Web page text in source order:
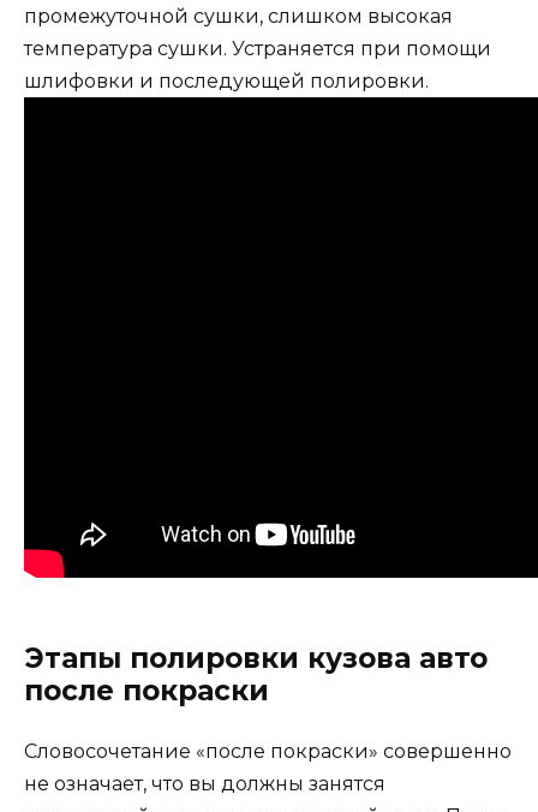
промежуточной сушки, слишком высокая
температура сушки. Устраняется при помощи
шлифовки и последующей полировки.
Этапы полировки кузова авто
после покраски
Словосочетание «после покраски» совершенно
не означает, что вы должны занятся